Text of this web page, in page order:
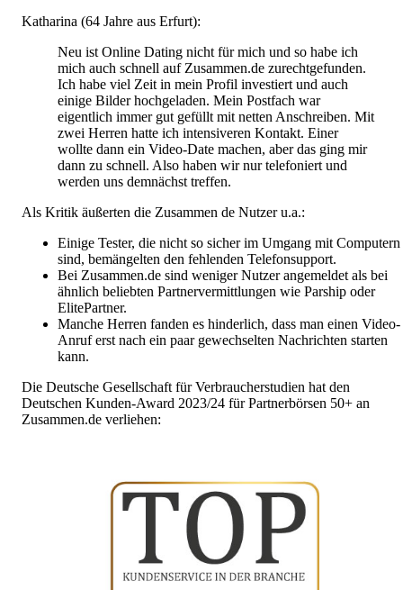
Katharina (64 Jahre aus Erfurt):
Neu ist Online Dating nicht für mich und so habe ich
mich auch schnell auf Zusammen.de zurechtgefunden.
Ich habe viel Zeit in mein Profil investiert und auch
einige Bilder hochgeladen. Mein Postfach war
eigentlich immer gut gefüllt mit netten Anschreiben. Mit
zwei Herren hatte ich intensiveren Kontakt. Einer
wollte dann ein Video-Date machen, aber das ging mir
dann zu schnell. Also haben wir nur telefoniert und
werden uns demnächst treffen.
Als Kritik äußerten die Zusammen de Nutzer u.a.:
Einige Tester, die nicht so sicher im Umgang mit Computern
sind, bemängelten den fehlenden Telefonsupport.
Bei Zusammen.de sind weniger Nutzer angemeldet als bei
ähnlich beliebten Partnervermittlungen wie Parship oder
ElitePartner.
Manche Herren fanden es hinderlich, dass man einen Video-
Anruf erst nach ein paar gewechselten Nachrichten starten
kann.
Die Deutsche Gesellschaft für Verbraucherstudien hat den
Deutschen Kunden-Award 2023/24 für Partnerbörsen 50+ an
Zusammen.de verliehen: